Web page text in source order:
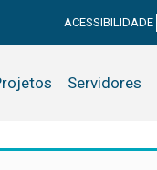
ACESSIBILIDADE
Servidores